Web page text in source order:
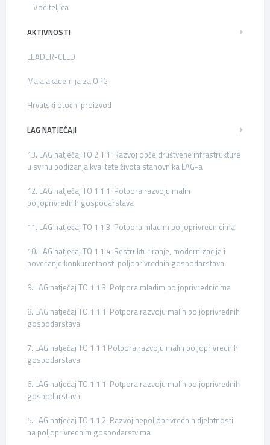
Voditeljica
AKTIVNOSTI
LEADER-CLLD
Mala akademija za OPG
Hrvatski otočni proizvod
LAG NATJEČAJI
13. LAG natječaj TO 2.1.1. Razvoj opće društvene infrastrukture
u svrhu podizanja kvalitete života stanovnika LAG-a
12. LAG natječaj TO 1.1.1. Potpora razvoju malih
poljoprivrednih gospodarstava
11. LAG natječaj TO 1.1.3. Potpora mladim poljoprivrednicima
10. LAG natječaj TO 1.1.4. Restrukturiranje, modernizacija i
povećanje konkurentnosti poljoprivrednih gospodarstava
9. LAG natječaj TO 1.1.3. Potpora mladim poljoprivrednicima
8. LAG natječaj TO 1.1.1. Potpora razvoju malih poljoprivrednih
gospodarstava
7. LAG natječaj TO 1.1.1 Potpora razvoju malih poljoprivrednih
gospodarstava
6. LAG natječaj TO 1.1.1. Potpora razvoju malih poljoprivrednih
gospodarstava
5. LAG natječaj TO 1.1.2. Razvoj nepoljoprivrednih djelatnosti
na poljoprivrednim gospodarstvima